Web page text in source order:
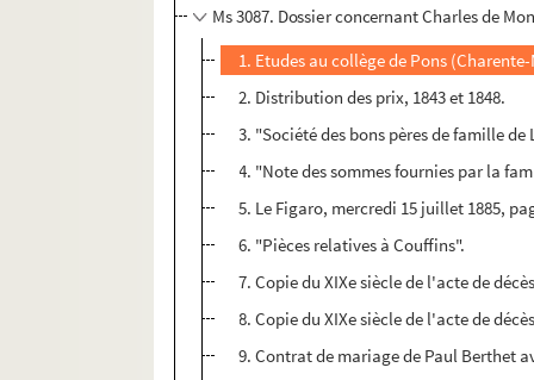
Ms 3087. Dossier concernant Charles de
1. Etudes au collège de Pons
2. Distribution des prix, 1843 et 1848.
3. "Société des bons pères de famille
4. "Note des sommes fournies par la
5. Le Figaro, mercredi 15 juillet 1885,
6. "Pièces relatives à Couffins".
7. Copie du XIXe siècle de l'acte de
8. Copie du XIXe siècle de l'acte de
9. Contrat de mariage de Paul Berthet